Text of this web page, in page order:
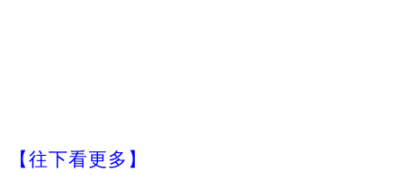
【往下看更多】